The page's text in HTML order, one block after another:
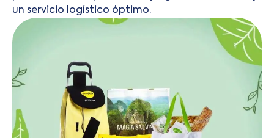
un servicio logístico óptimo.